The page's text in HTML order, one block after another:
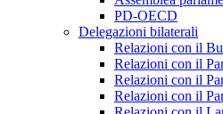
PD-OECD
Delegazioni bilaterali
Relazioni con il
Relazioni con il
Relazioni con il
Relazioni con il